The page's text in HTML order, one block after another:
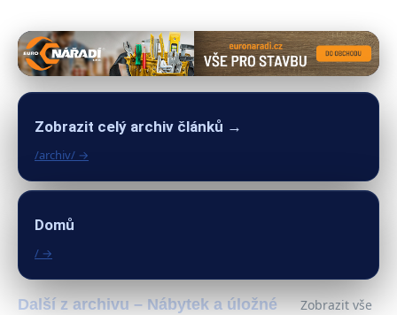
Zobrazit celý archiv článků →
/archiv/ →
Domů
/ →
Další z archivu – Nábytek a úložné
Zobrazit vše